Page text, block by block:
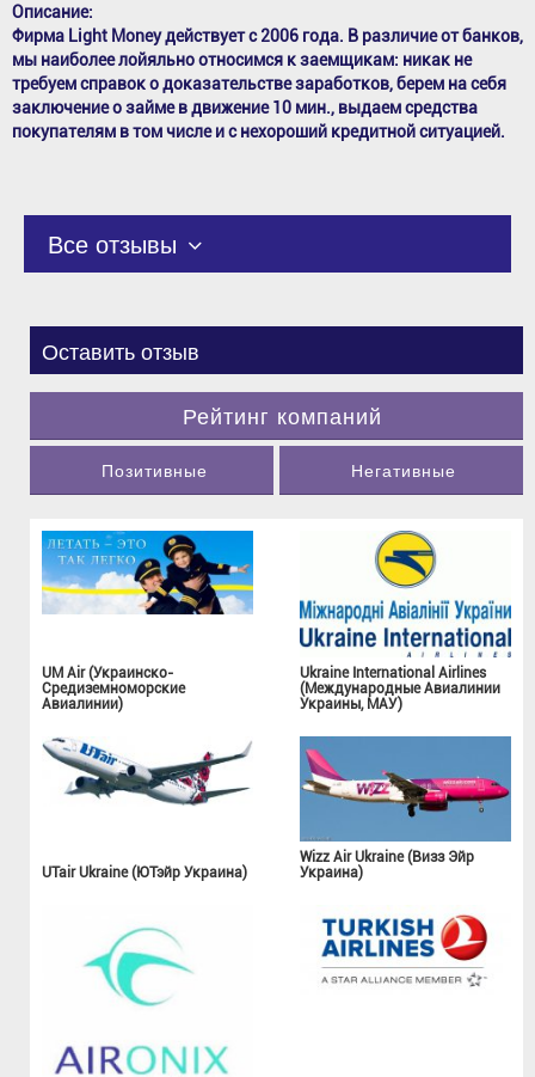
Описание:
Фирма Light Money действует с 2006 года. В различие от банков,
мы наиболее лойяльно относимся к заемщикам: никак не
требуем справок о доказательстве заработков, берем на себя
заключение о займе в движение 10 мин., выдаем средства
покупателям в том числе и с нехороший кредитной ситуацией.
Все отзывы
Оставить отзыв
Рейтинг компаний
Позитивные Негативные
UM Air (Украинско-
Средиземноморские
Авиалинии)
Ukraine International Airlines
(Международные Авиалинии
Украины, МАУ)
UTair Ukraine (ЮТэйр Украина)
Wizz Air Ukraine (Визз Эйр
Украина)